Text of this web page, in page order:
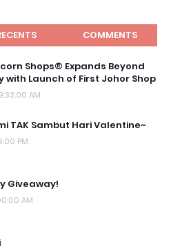
COMMENTS
Shops® Expands Beyond
with Launch of First Johor Shop
AM
TAK Sambut Hari Valentine~
PM
Giveaway!
AM